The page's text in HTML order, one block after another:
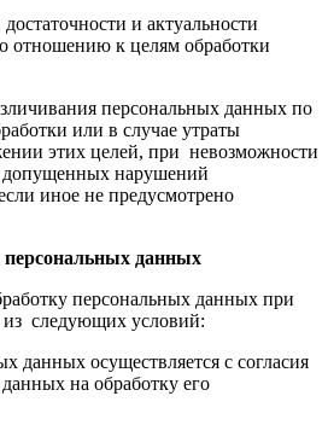
и актуальности
отношению к целям обработки
персональных данных по
или в случае утраты
этих целей, при невозможности
допущенных нарушений
иное не предусмотрено
данных
персональных данных при
из следующих условий:
данных осуществляется с согласия
на обработку его